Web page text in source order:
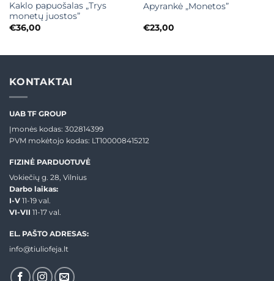
Kaklo papuošalas „Trys
monetų juostos”
€36,00
Apyrankė „Monetos”
€23,00
KONTAKTAI
UAB TF GROUP
Įmonės kodas: 302814399
PVM mokėtojo kodas: LT100008415212
FIZINĖ PARDUOTUVĖ
Vokiečių g. 28, Vilnius
Darbo laikas:
I-V 11-19 val.
VI-VII 11-17 val.
EL. PAŠTO ADRESAS:
info@tiuliofeja.lt